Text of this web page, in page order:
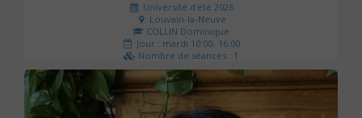
Université d'été 2026
Louvain-la-Neuve
COLLIN Dominique
Jour : mardi 10:00- 16:00
Nombre de séances : 1
60 €